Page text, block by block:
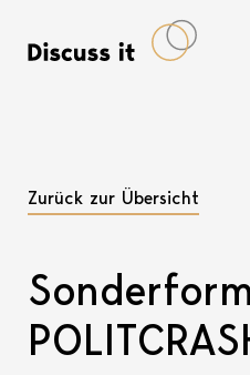
Zurück zur Übersicht